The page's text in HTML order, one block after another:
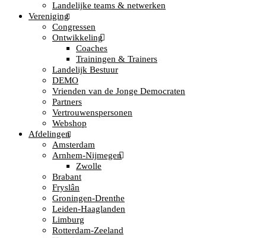
Landelijke teams & netwerken
Vereniging
Congressen
Ontwikkeling
Coaches
Trainingen & Trainers
Landelijk Bestuur
DEMO
Vrienden van de Jonge Democraten
Partners
Vertrouwenspersonen
Webshop
Afdelingen
Amsterdam
Arnhem-Nijmegen
Zwolle
Brabant
Fryslân
Groningen-Drenthe
Leiden-Haaglanden
Limburg
Rotterdam-Zeeland